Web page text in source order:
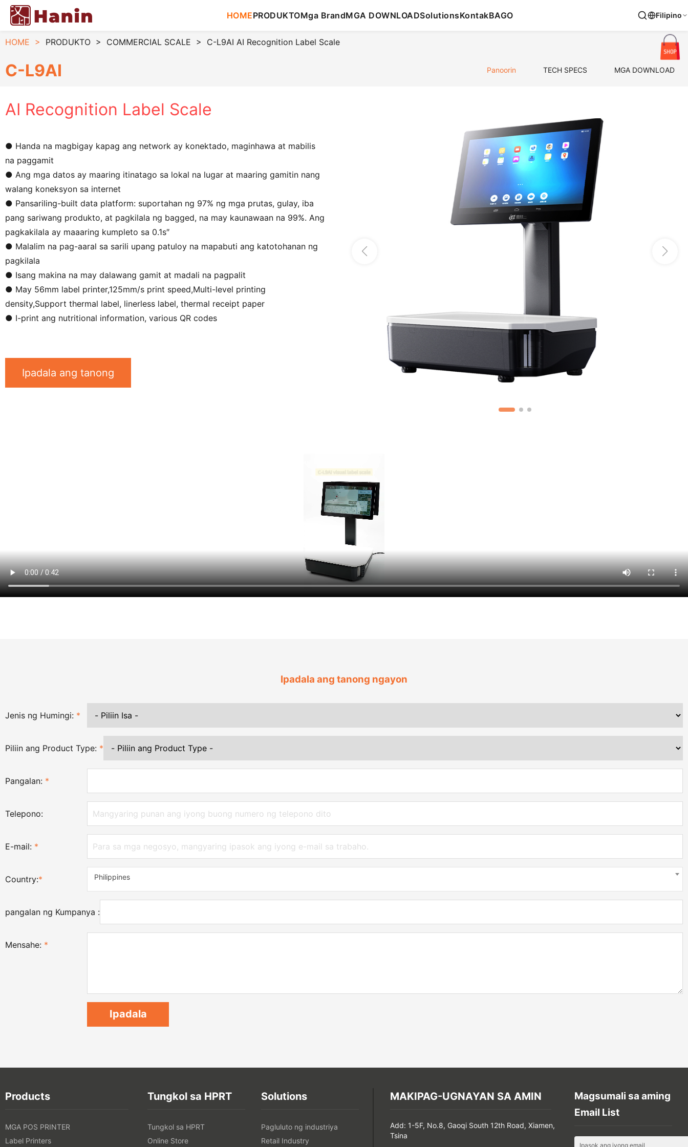
HOMEPRODUKTOMga BrandMGA DOWNLOADSolutionsKontakBAGO Filipino
HOME > PRODUKTO > COMMERCIAL SCALE > C-L9AI AI Recognition Label Scale
C-L9AI Panoorin TECH SPECS MGA DOWNLOAD
AI Recognition Label Scale
● Handa na magbigay kapag ang network ay konektado, maginhawa at mabilis
na paggamit
● Ang mga datos ay maaring itinatago sa lokal na lugar at maaring gamitin nang
walang koneksyon sa internet
● Pansariling-built data platform: suportahan ng 97% ng mga prutas, gulay, iba
pang sariwang produkto, at pagkilala ng bagged, na may kaunawaan na 99%. Ang
pagkakilala ay maaaring kumpleto sa 0.1s″
● Malalim na pag-aaral sa sarili upang patuloy na mapabuti ang katotohanan ng
pagkilala
● Isang makina na may dalawang gamit at madali na pagpalit
● May 56mm label printer,125mm/s print speed,Multi-level printing
density,Support thermal label, linerless label, thermal receipt paper
● I-print ang nutritional information, various QR codes
Ipadala ang tanong
Ipadala ang tanong ngayon
Jenis ng Humingi: *
Piliin ang Product Type: *
Pangalan: *
Telepono:
E-mail: *
Country:* Philippines
pangalan ng Kumpanya :
Mensahe: *
Products
MGA POS PRINTER
Label Printers
Tungkol sa HPRT
Tungkol sa HPRT
Online Store
Solutions
Pagluluto ng industriya
Retail Industry
MAKIPAG-UGNAYAN SA AMIN
Add: 1-5F, No.8, Gaoqi South 12th Road, Xiamen,
Tsina
Magsumali sa aming
Email List